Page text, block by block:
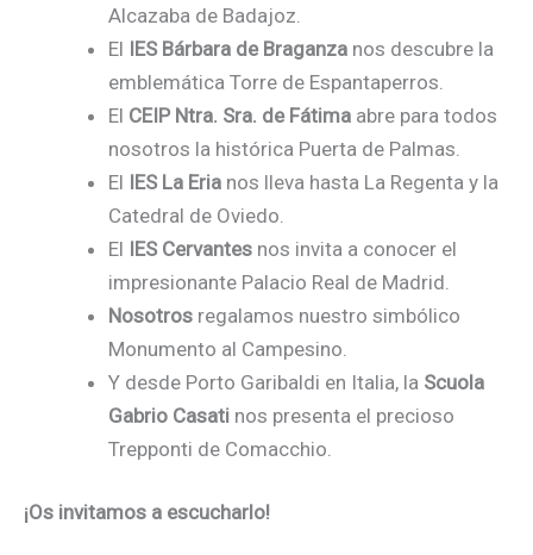
Alcazaba de Badajoz.
El IES Bárbara de Braganza nos descubre la
emblemática Torre de Espantaperros.
El CEIP Ntra. Sra. de Fátima abre para todos
nosotros la histórica Puerta de Palmas.
El IES La Eria nos lleva hasta La Regenta y la
Catedral de Oviedo.
El IES Cervantes nos invita a conocer el
impresionante Palacio Real de Madrid.
Nosotros regalamos nuestro simbólico
Monumento al Campesino.
Y desde Porto Garibaldi en Italia, la Scuola
Gabrio Casati nos presenta el precioso
Trepponti de Comacchio.
¡Os invitamos a escucharlo!